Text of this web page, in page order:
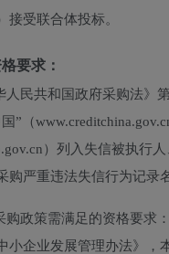
接受联合体投标。
要求：
人民共和国政府采购法》
”（
）列入失信被执行
购严重违法失信行为记录
购政策需满足的资格要求：
小企业发展管理办法》，